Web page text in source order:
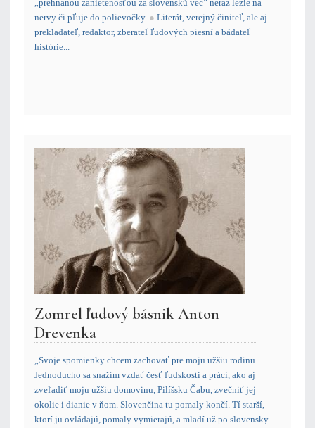
„prehnanou zanietenosťou za slovenskú vec” neraz lezie na
nervy či pľuje do polievočky. ● Literát, verejný činiteľ, ale aj
prekladateľ, redaktor, zberateľ ľudových piesní a bádateľ
histórie...
Zomrel ľudový básnik Anton
Drevenka
„Svoje spomienky chcem zachovať pre moju užšiu rodinu.
Jednoducho sa snažím vzdať česť ľudskosti a práci, ako aj
zveľadiť moju užšiu domovinu, Pilíšsku Čabu, zvečniť jej
okolie i dianie v ňom. Slovenčina tu pomaly končí. Tí starší,
ktorí ju ovládajú, pomaly vymierajú, a mladí už po slovensky